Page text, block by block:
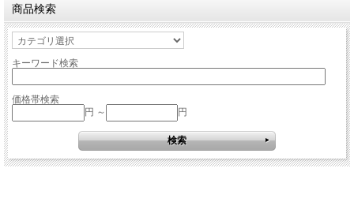
商品検索
キーワード検索
価格帯検索
円 ～
円